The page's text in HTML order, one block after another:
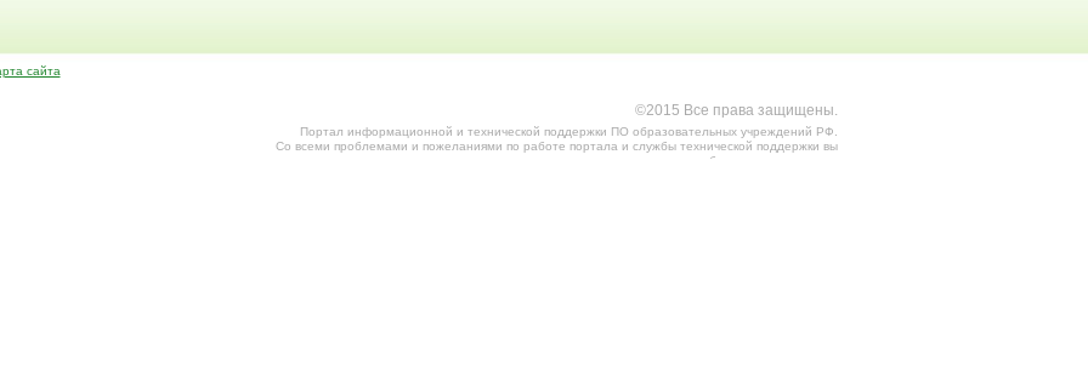
сайта
©2015 Все права защищены.
Портал информационной и технической поддержки ПО образовательных учреждений РФ.
Cо всеми проблемами и пожеланиями по работе портала и службы технической поддержки вы
можете обратиться по адресу .